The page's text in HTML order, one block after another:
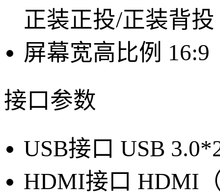
正装正投/正装背投
屏幕宽高比例 16:9
接口参数
USB接口 USB
HDMI接口 HDMI